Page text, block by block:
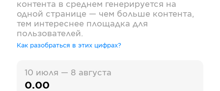
контента в среднем генерируется на
одной странице — чем больше контента,
тем интереснее площадка для
пользователей.
Как разобраться в этих цифрах?
10 июля — 8 августа
0.00